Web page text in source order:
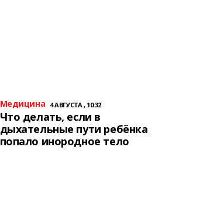
Медицина 4 АВГУСТА , 10:32
Что делать, если в
дыхательные пути ребёнка
попало инородное тело